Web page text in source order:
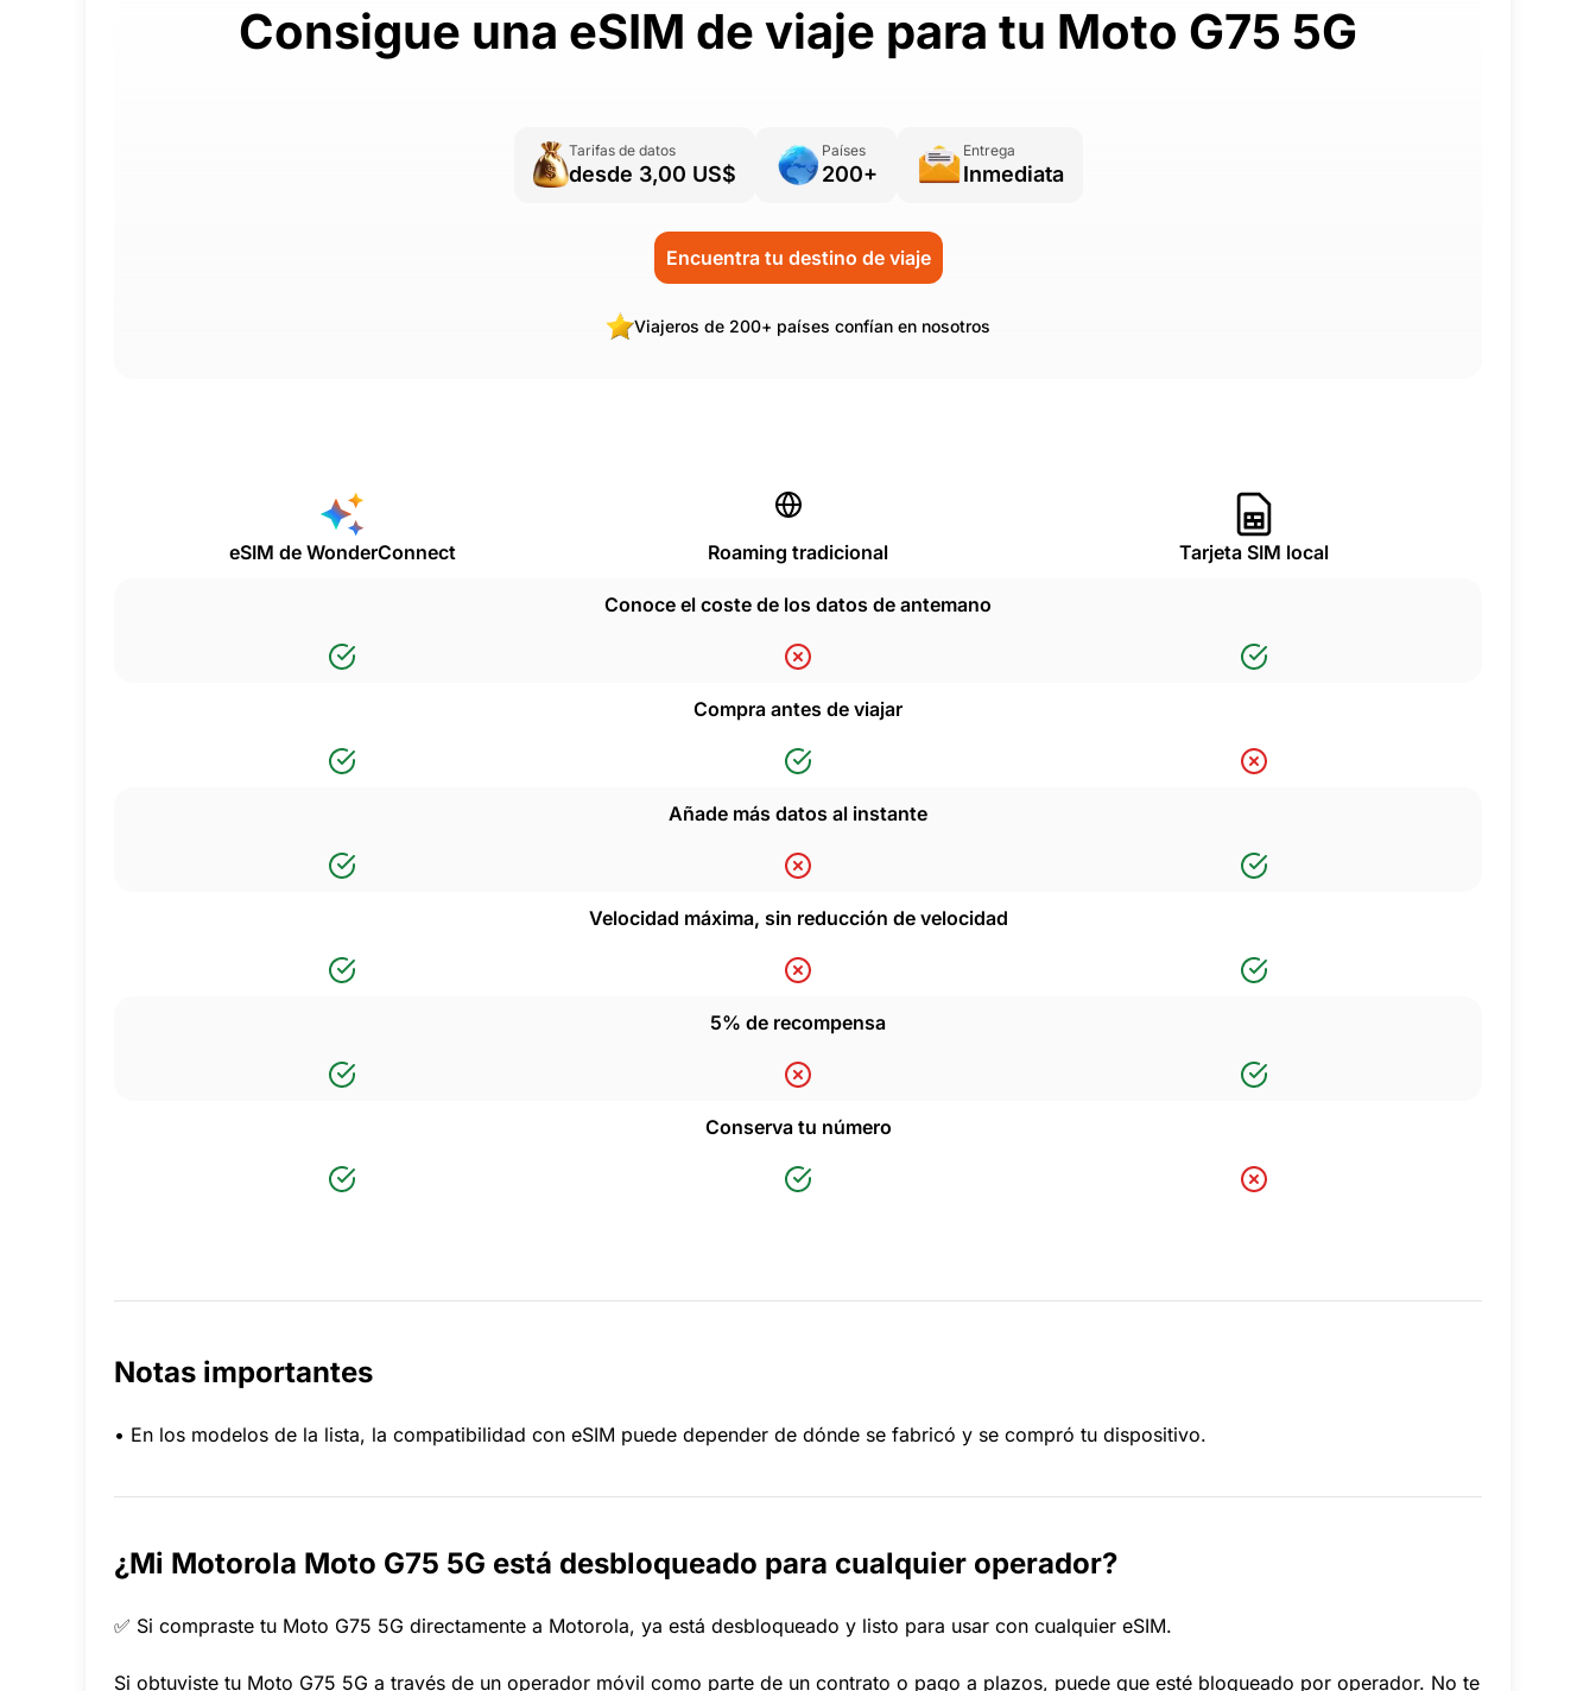
Consigue una eSIM de viaje para tu Moto G75 5G
Tarifas de datos
desde 3,00 US$
Países
200+
Entrega
Inmediata
Encuentra tu destino de viaje
Viajeros de 200+ países confían en nosotros
eSIM de WonderConnect Roaming tradicional Tarjeta SIM local
Conoce el coste de los datos de antemano
Compra antes de viajar
Añade más datos al instante
Velocidad máxima, sin reducción de velocidad
5% de recompensa
Conserva tu número
Notas importantes
• En los modelos de la lista, la compatibilidad con eSIM puede depender de dónde se fabricó y se compró tu dispositivo.
¿Mi Motorola Moto G75 5G está desbloqueado para cualquier operador?
✅ Si compraste tu Moto G75 5G directamente a Motorola, ya está desbloqueado y listo para usar con cualquier eSIM.
Si obtuviste tu Moto G75 5G a través de un operador móvil como parte de un contrato o pago a plazos, puede que esté bloqueado por operador. No te